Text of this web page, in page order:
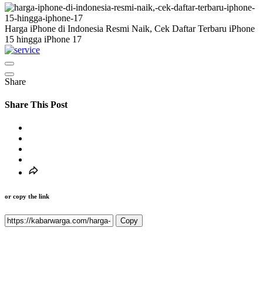
Harga iPhone di Indonesia Resmi Naik, Cek Daftar Terbaru iPhone
15 hingga iPhone 17
Share
Share This Post
or copy the link
Copy